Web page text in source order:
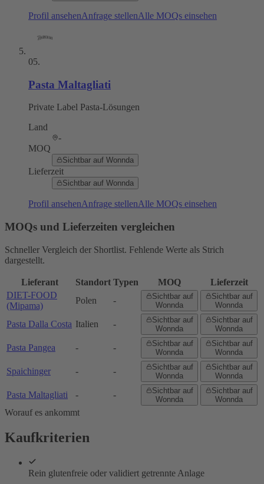
Profil ansehenAnfrage stellenAlle MOQs einsehen
05.
Pasta Maltagliati
Private Label Pasta-Lösungen
Land
-
MOQ
Sichtbar auf Wonnda
Lieferzeit
Sichtbar auf Wonnda
Profil ansehenAnfrage stellenAlle MOQs einsehen
MOQs und Lieferzeiten vergleichen
Schneller Vergleich der Shortlist. Fehlende Werte als Strich
dargestellt.
Lieferant Standort Typen MOQ
Lieferzeit
DIET-FOOD
(Mipama)
Polen -
Sichtbar auf
Wonnda
Sichtbar auf
Wonnda
Pasta Dalla Costa Italien -
Sichtbar auf
Wonnda
Sichtbar auf
Wonnda
Pasta Pangea - -
Sichtbar auf
Wonnda
Sichtbar auf
Wonnda
Spaichinger - -
Sichtbar auf
Wonnda
Sichtbar auf
Wonnda
Pasta Maltagliati - -
Sichtbar auf
Wonnda
Sichtbar auf
Wonnda
Worauf es ankommt
Kaufkriterien
Rein glutenfreie oder validiert getrennte Anlage